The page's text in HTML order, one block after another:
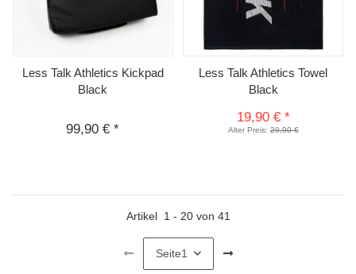
Less Talk Athletics Kickpad
Black
99,90 €*
Less Talk Athletics Towel
Black
19,90 € *
Alter Preis:29,90 €
Artikel 1 - 20von 41
Seite1